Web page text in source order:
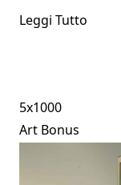
Leggi Tutto
5x1000
Art Bonus